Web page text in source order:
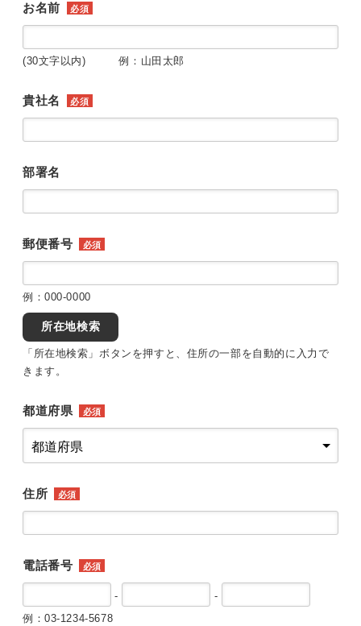
お名前 必須
(30文字以内) 例：山田太郎
貴社名 必須
部署名
郵便番号 必須
例：000-0000
所在地検索
「所在地検索」ボタンを押すと、住所の一部を自動的に入力で
きます。
都道府県 必須
住所 必須
電話番号 必須
-
-
例：03-1234-5678